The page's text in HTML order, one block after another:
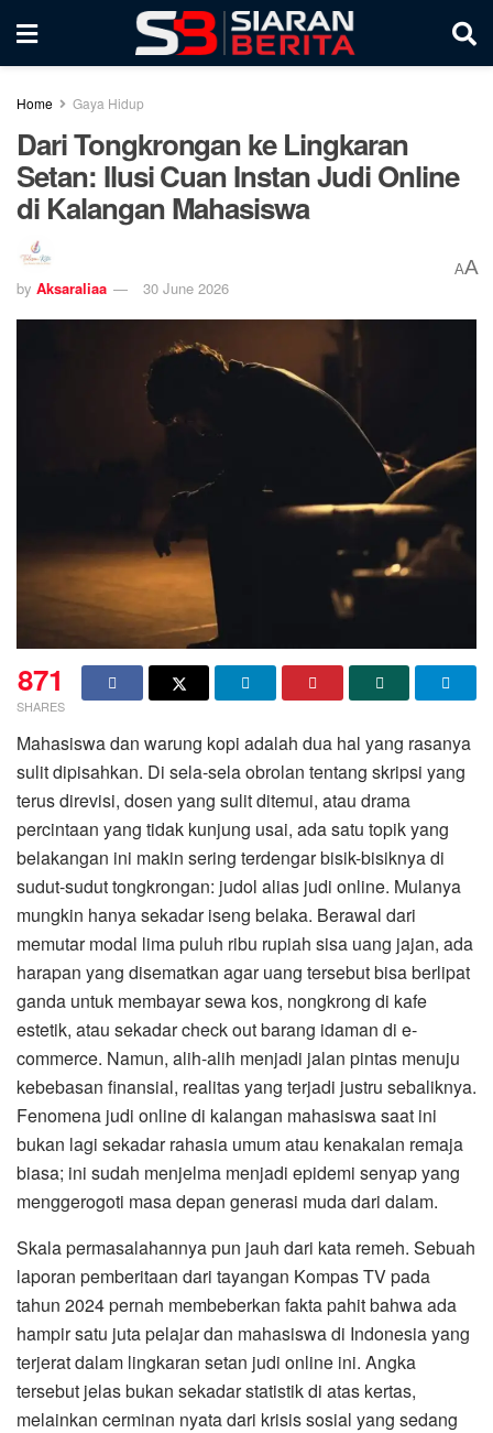
Home Gaya Hidup
Dari Tongkrongan ke Lingkaran
Setan: Ilusi Cuan Instan Judi Online
di Kalangan Mahasiswa
by Aksaraliaa 30 June 2026
AA
871
SHARES
Mahasiswa dan warung kopi adalah dua hal yang rasanya
sulit dipisahkan. Di sela-sela obrolan tentang skripsi yang
terus direvisi, dosen yang sulit ditemui, atau drama
percintaan yang tidak kunjung usai, ada satu topik yang
belakangan ini makin sering terdengar bisik-bisiknya di
sudut-sudut tongkrongan: judol alias judi online. Mulanya
mungkin hanya sekadar iseng belaka. Berawal dari
memutar modal lima puluh ribu rupiah sisa uang jajan, ada
harapan yang disematkan agar uang tersebut bisa berlipat
ganda untuk membayar sewa kos, nongkrong di kafe
estetik, atau sekadar check out barang idaman di e-
commerce. Namun, alih-alih menjadi jalan pintas menuju
kebebasan finansial, realitas yang terjadi justru sebaliknya.
Fenomena judi online di kalangan mahasiswa saat ini
bukan lagi sekadar rahasia umum atau kenakalan remaja
biasa; ini sudah menjelma menjadi epidemi senyap yang
menggerogoti masa depan generasi muda dari dalam.
Skala permasalahannya pun jauh dari kata remeh. Sebuah
laporan pemberitaan dari tayangan Kompas TV pada
tahun 2024 pernah membeberkan fakta pahit bahwa ada
hampir satu juta pelajar dan mahasiswa di Indonesia yang
terjerat dalam lingkaran setan judi online ini. Angka
tersebut jelas bukan sekadar statistik di atas kertas,
melainkan cerminan nyata dari krisis sosial yang sedang